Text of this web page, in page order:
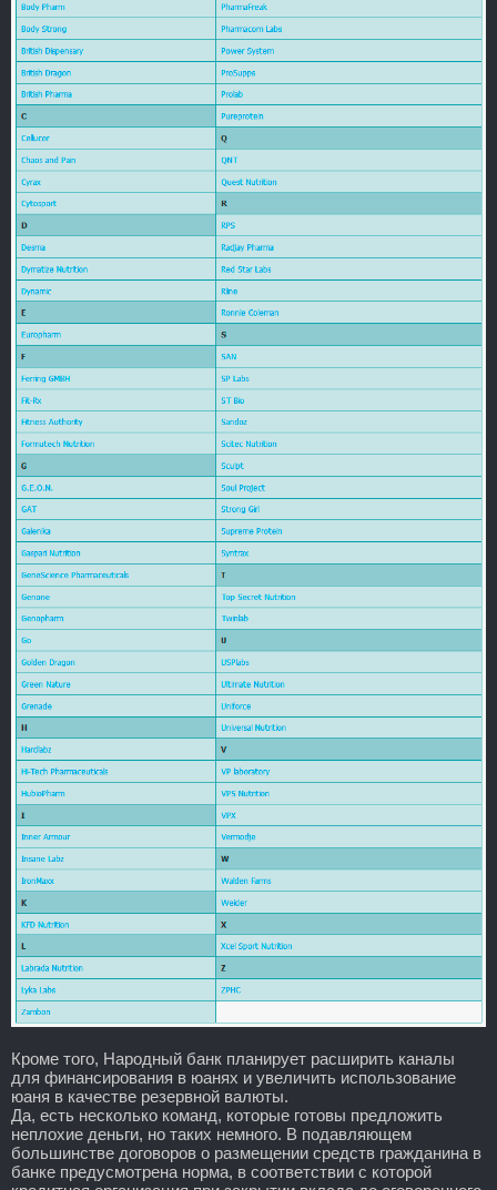
Кроме того, Народный банк планирует расширить каналы
для финансирования в юанях и увеличить использование
юаня в качестве резервной валюты.
Да, есть несколько команд, которые готовы предложить
неплохие деньги, но таких немного. В подавляющем
большинстве договоров о размещении средств гражданина в
банке предусмотрена норма, в соответствии с которой